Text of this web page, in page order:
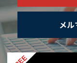
メル